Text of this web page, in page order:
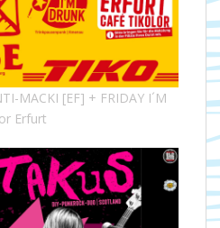
MACKI [EF] + FRIDAY I´M
Erfurt